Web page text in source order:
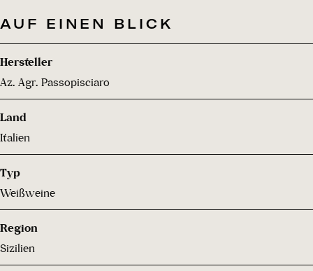
AUF EINEN BLICK
Hersteller
Az. Agr. Passopisciaro
Land
Italien
Typ
Weißweine
Region
Sizilien